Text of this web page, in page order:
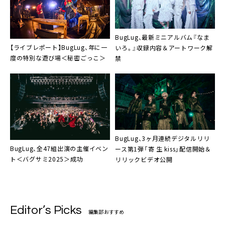
【ライブレポート】BugLug、年に一
度の特別な遊び場＜秘密ごっこ＞
BugLug、最新ミニアルバム『なま
いろ。』収録内容＆アートワーク解
禁
BugLug、全47組出演の主催イベン
ト＜バグサミ2025＞成功
BugLug、3ヶ月連続デジタルリリ
ース第1弾「寄 生 kiss」配信開始＆
リリックビデオ公開
Editor’s Picks 編集部おすすめ